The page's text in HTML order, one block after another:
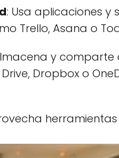
: Usa aplicaciones
Trello, Asana o
y
Dropbox o